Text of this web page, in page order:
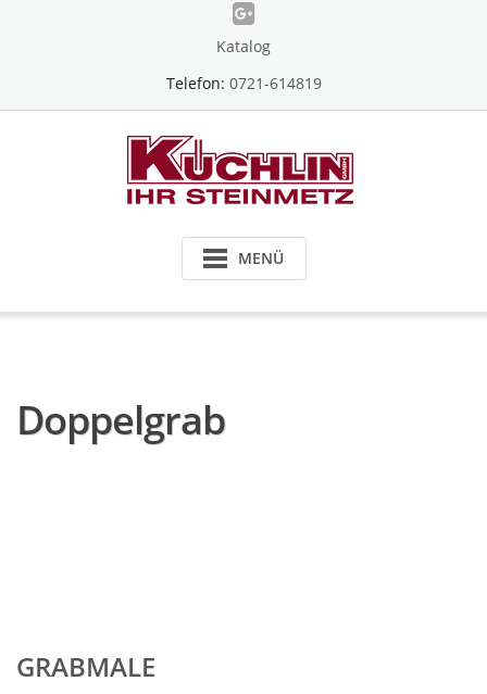
Katalog
Telefon: 0721-614819
MENÜ
Doppelgrab
GRABMALE